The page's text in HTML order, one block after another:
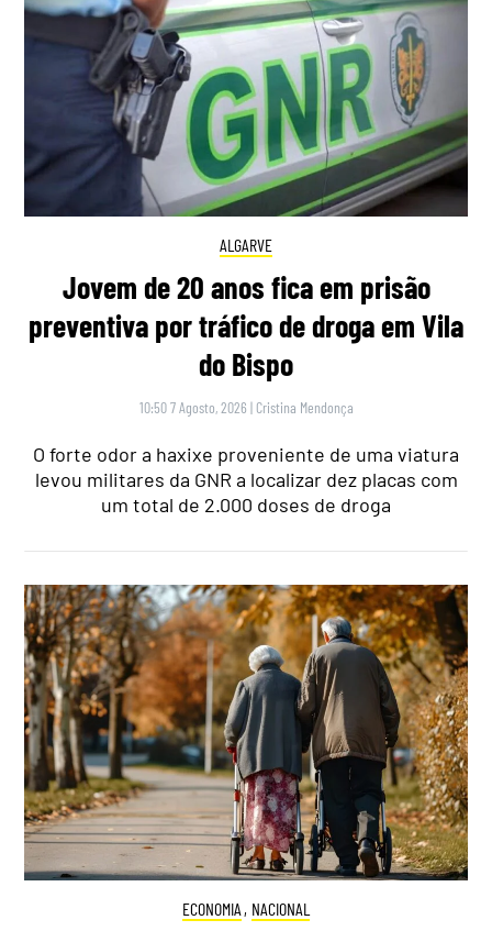
ALGARVE
Jovem de 20 anos fica em prisão
preventiva por tráfico de droga em Vila
do Bispo
10:50 7 Agosto, 2026 | Cristina Mendonça
O forte odor a haxixe proveniente de uma viatura
levou militares da GNR a localizar dez placas com
um total de 2.000 doses de droga
ECONOMIA , NACIONAL